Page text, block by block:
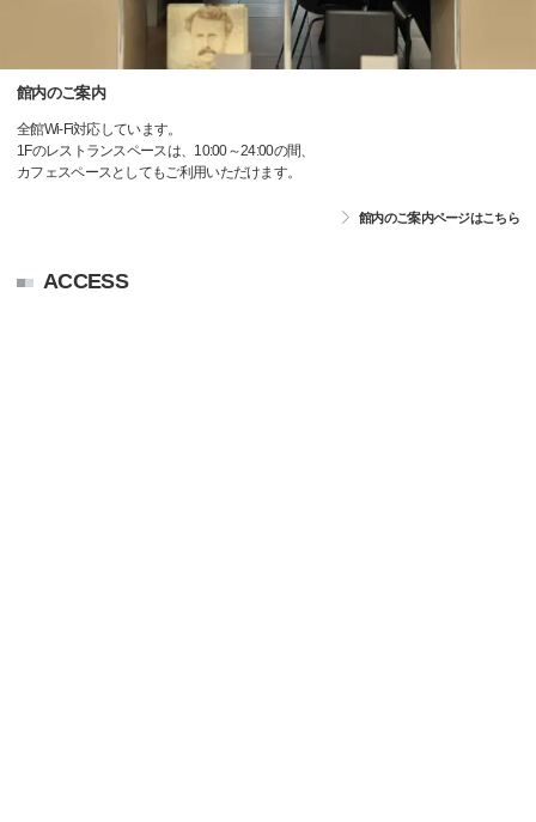
館内のご案内
全館Wi-Fi対応しています。
1Fのレストランスペースは、10:00～24:00の間、
カフェスペースとしてもご利用いただけます。
館内のご案内ページはこちら
ACCESS